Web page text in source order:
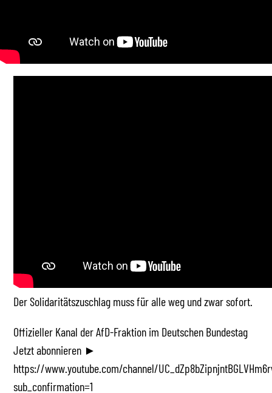
Der Solidaritätszuschlag muss für alle weg und zwar sofort.
Offizieller Kanal der AfD-Fraktion im Deutschen Bundestag
Jetzt abonnieren ►
https://www.youtube.com/channel/
sub_confirmation=1